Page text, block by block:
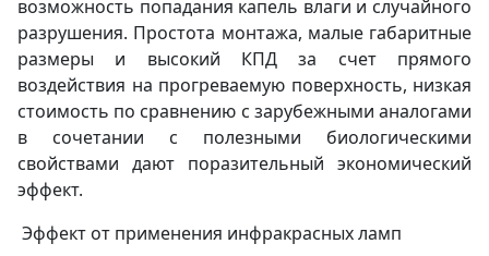
возможность попадания капель влаги и случайного
разрушения. Простота монтажа, малые габаритные
размеры и высокий КПД за счет прямого
воздействия на прогреваемую поверхность, низкая
стоимость по сравнению с зарубежными аналогами
в сочетании с полезными биологическими
свойствами дают поразительный экономический
эффект.
Эффект от применения инфракрасных ламп